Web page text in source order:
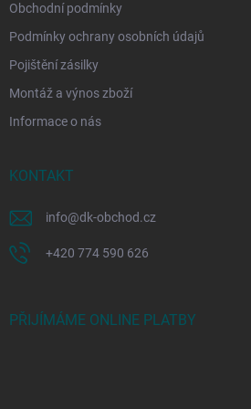
Obchodní podmínky
Podmínky ochrany osobních údajů
Pojištění zásilky
Montáž a výnos zboží
Informace o nás
KONTAKT
info@dk-obchod.cz
+420 774 590 626
PŘIJÍMÁME ONLINE PLATBY